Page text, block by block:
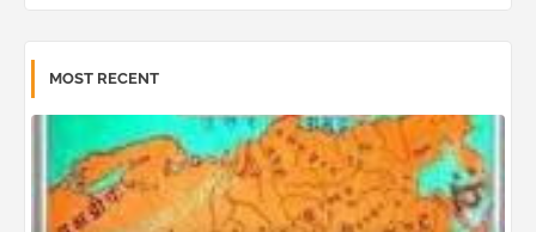
MOST RECENT